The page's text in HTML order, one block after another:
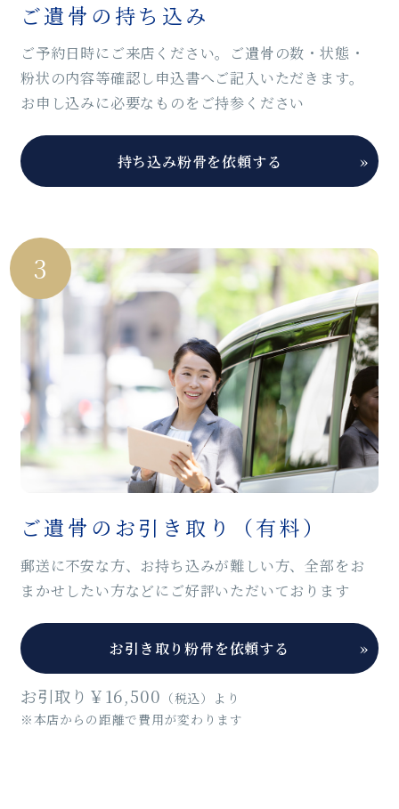
ご遺骨の持ち込み
ご予約日時にご来店ください。ご遺骨の数・状態・
粉状の内容等確認し申込書へご記入いただきます。
お申し込みに必要なものをご持参ください
持ち込み粉骨を依頼する »
3
ご遺骨のお引き取り（有料）
郵送に不安な方、お持ち込みが難しい方、全部をお
まかせしたい方などにご好評いただいております
お引き取り粉骨を依頼する »
お引取り￥16,500 （税込）より
※本店からの距離で費用が変わります